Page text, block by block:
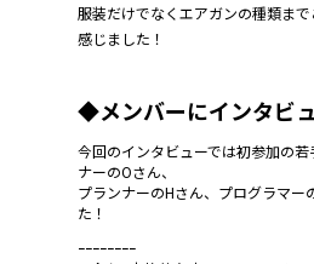
服装だけでなくエアガンの種類ま
感じました！
◆メンバーにインタビ
今回のインタビューでは初参加の
ナーのOさん、
プランナーのHさん、プログラマー
た！
ｰｰｰｰｰｰｰｰ